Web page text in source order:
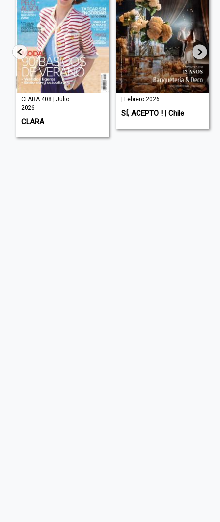
CLARA 408 | Julio
2026
CLARA
| Febrero 2026
SÍ, ACEPTO ! | Chile